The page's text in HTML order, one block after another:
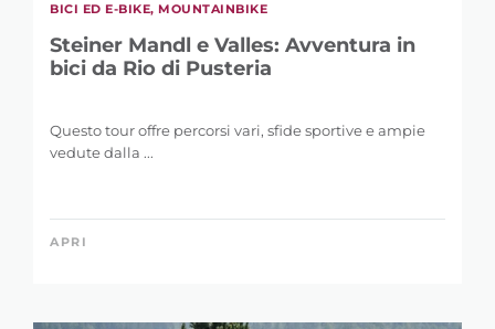
BICI ED E-BIKE, MOUNTAINBIKE
Steiner Mandl e Valles: Avventura in
bici da Rio di Pusteria
Questo tour offre percorsi vari, sfide sportive e ampie
vedute dalla ...
APRI